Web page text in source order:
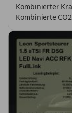
Kombinierter
Kombinierte